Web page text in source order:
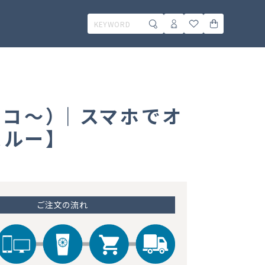
～）｜スマホでオ
ー】
ご注文の流れ